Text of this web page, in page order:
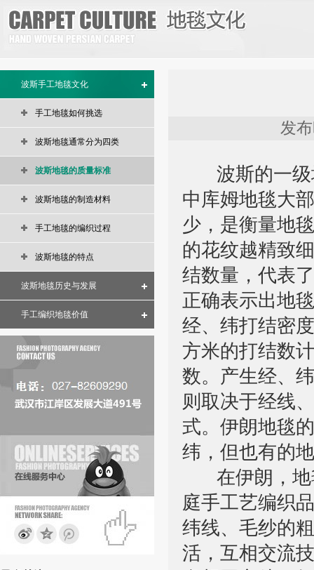
波斯手工地毯文化
手工地毯如何挑选
波斯地毯通常分为四类
波斯地毯的质量标准
波斯地毯的制造材料
手工地毯的编织过程
波斯地毯的特点
波斯地毯历史与发展
手工编织地毯价值
发
波斯的一级
中库姆地毯大
少，是衡量地
的花纹越精致
结数量，代表
正确表示出地
经、纬打结密
方米的打结数
数。产生经、
则取决于经线
式。伊朗地毯
纬，但也有的
在伊朗，地
庭手工艺编织
纬线、毛纱的
活，互相交流